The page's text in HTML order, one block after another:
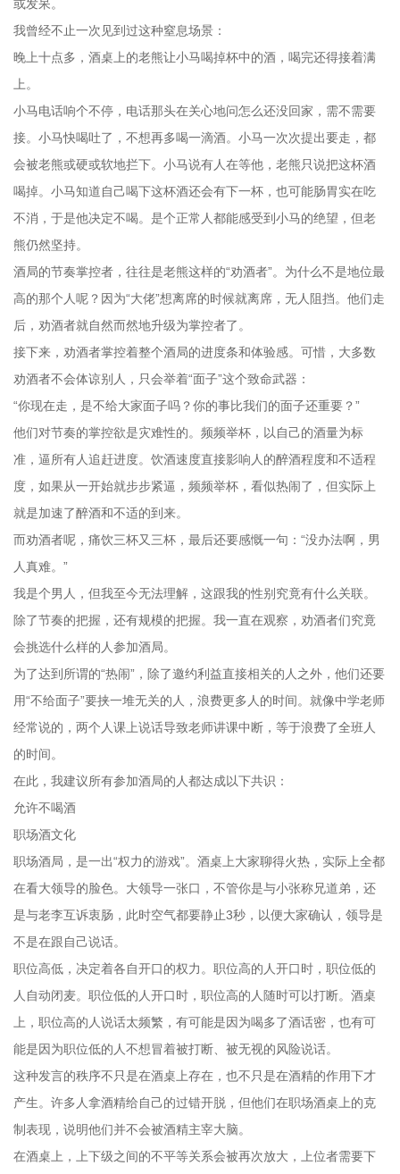
或发呆。
我曾经不止一次见到过这种窒息场景：
晚上十点多，酒桌上的老熊让小马喝掉杯中的酒，喝完还得接着满
上。
小马电话响个不停，电话那头在关心地问怎么还没回家，需不需要
接。小马快喝吐了，不想再多喝一滴酒。小马一次次提出要走，都
会被老熊或硬或软地拦下。小马说有人在等他，老熊只说把这杯酒
喝掉。小马知道自己喝下这杯酒还会有下一杯，也可能肠胃实在吃
不消，于是他决定不喝。是个正常人都能感受到小马的绝望，但老
熊仍然坚持。
酒局的节奏掌控者，往往是老熊这样的“劝酒者”。为什么不是地位最
高的那个人呢？因为“大佬”想离席的时候就离席，无人阻挡。他们走
后，劝酒者就自然而然地升级为掌控者了。
接下来，劝酒者掌控着整个酒局的进度条和体验感。可惜，大多数
劝酒者不会体谅别人，只会举着“面子”这个致命武器：
“你现在走，是不给大家面子吗？你的事比我们的面子还重要？”
他们对节奏的掌控欲是灾难性的。频频举杯，以自己的酒量为标
准，逼所有人追赶进度。饮酒速度直接影响人的醉酒程度和不适程
度，如果从一开始就步步紧逼，频频举杯，看似热闹了，但实际上
就是加速了醉酒和不适的到来。
而劝酒者呢，痛饮三杯又三杯，最后还要感慨一句：“没办法啊，男
人真难。”
我是个男人，但我至今无法理解，这跟我的性别究竟有什么关联。
除了节奏的把握，还有规模的把握。我一直在观察，劝酒者们究竟
会挑选什么样的人参加酒局。
为了达到所谓的“热闹”，除了邀约利益直接相关的人之外，他们还要
用“不给面子”要挟一堆无关的人，浪费更多人的时间。就像中学老师
经常说的，两个人课上说话导致老师讲课中断，等于浪费了全班人
的时间。
在此，我建议所有参加酒局的人都达成以下共识：
允许不喝酒
职场酒文化
职场酒局，是一出“权力的游戏”。酒桌上大家聊得火热，实际上全都
在看大领导的脸色。大领导一张口，不管你是与小张称兄道弟，还
是与老李互诉衷肠，此时空气都要静止3秒，以便大家确认，领导是
不是在跟自己说话。
职位高低，决定着各自开口的权力。职位高的人开口时，职位低的
人自动闭麦。职位低的人开口时，职位高的人随时可以打断。酒桌
上，职位高的人说话太频繁，有可能是因为喝多了酒话密，也有可
能是因为职位低的人不想冒着被打断、被无视的风险说话。
这种发言的秩序不只是在酒桌上存在，也不只是在酒精的作用下才
产生。许多人拿酒精给自己的过错开脱，但他们在职场酒桌上的克
制表现，说明他们并不会被酒精主宰大脑。
在酒桌上，上下级之间的不平等关系会被再次放大，上位者需要下